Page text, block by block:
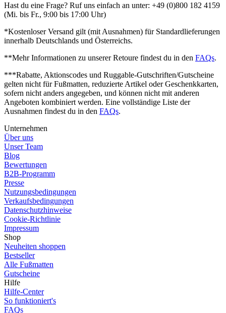
Hast du eine Frage? Ruf uns einfach an unter: +49 (0)800 182 4159
(Mi. bis Fr., 9:00 bis 17:00 Uhr)
*Kostenloser Versand gilt (mit Ausnahmen) für Standardlieferungen
innerhalb Deutschlands und Österreichs.
**Mehr Informationen zu unserer Retoure findest du in den FAQs.
***Rabatte, Aktionscodes und Ruggable-Gutschriften/Gutscheine
gelten nicht für Fußmatten, reduzierte Artikel oder Geschenkkarten,
sofern nicht anders angegeben, und können nicht mit anderen
Angeboten kombiniert werden. Eine vollständige Liste der
Ausnahmen findest du in den FAQs.
Unternehmen
Über uns
Unser Team
Blog
Bewertungen
B2B-Programm
Presse
Nutzungsbedingungen
Verkaufsbedingungen
Datenschutzhinweise
Cookie-Richtlinie
Impressum
Shop
Neuheiten shoppen
Bestseller
Alle Fußmatten
Gutscheine
Hilfe
Hilfe-Center
So funktioniert's
FAQs